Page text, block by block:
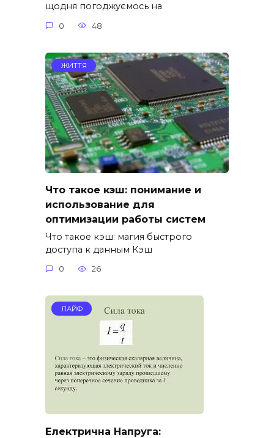
щодня погоджуємось на
0 48
ЖИТТЯ
Что такое кэш: понимание и
использование для
оптимизации работы систем
Что такое кэш: магия быстрого
доступа к данным Кэш
0 26
ЛАЙФ
Електрична Напруга: